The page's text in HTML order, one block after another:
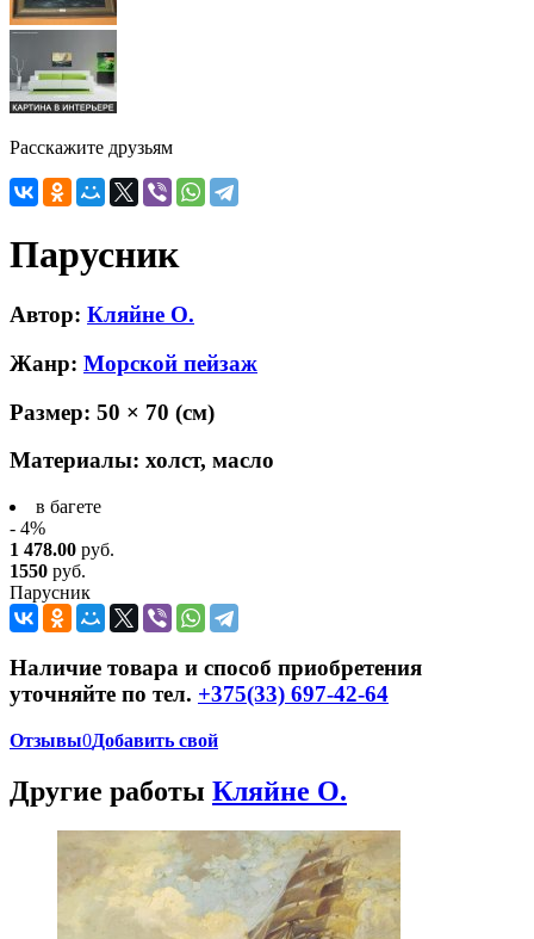
Расскажите друзьям
Парусник
Автор: Кляйне О.
Жанр: Морской пейзаж
Размер: 50 × 70 (см)
Материалы: холст, масло
в багете
- 4%
1 478.00 руб.
1550 руб.
Парусник
Наличие товара и способ приобретения
уточняйте по тел. +375(33) 697-42-64
Отзывы0Добавить свой
Другие работы Кляйне О.